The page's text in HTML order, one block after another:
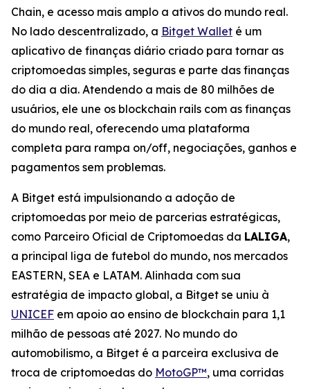
Chain, e acesso mais amplo a ativos do mundo real.
No lado descentralizado, a Bitget Wallet é um
aplicativo de finanças diário criado para tornar as
criptomoedas simples, seguras e parte das finanças
do dia a dia. Atendendo a mais de 80 milhões de
usuários, ele une os blockchain rails com as finanças
do mundo real, oferecendo uma plataforma
completa para rampa on/off, negociações, ganhos e
pagamentos sem problemas.
A Bitget está impulsionando a adoção de
criptomoedas por meio de parcerias estratégicas,
como Parceiro Oficial de Criptomoedas da LALIGA,
a principal liga de futebol do mundo, nos mercados
EASTERN, SEA e LATAM. Alinhada com sua
estratégia de impacto global, a Bitget se uniu à
UNICEF em apoio ao ensino de blockchain para 1,1
milhão de pessoas até 2027. No mundo do
automobilismo, a Bitget é a parceira exclusiva de
troca de criptomoedas do MotoGP™, uma corridas